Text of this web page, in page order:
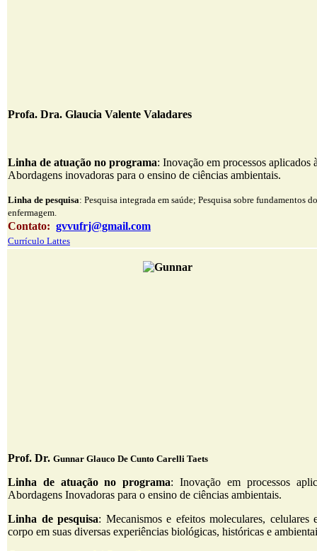
Profa. Dra. Glaucia Valente Valadares
Linha de atuação no programa: Inovação em processos aplicados
Abordagens inovadoras para o ensino de ciências ambientais.
Linha de pesquisa: Pesquisa integrada em saúde; Pesquisa sobre fundamentos
enfermagem.
Contato: gvvufrj@gmail.com
Currículo Lattes
Prof. Dr. Gunnar Glauco De Cunto Carelli Taets
Linha de atuação no programa: Inovação em processos
Abordagens Inovadoras para o ensino de ciências ambientais.
Linha de pesquisa: Mecanismos e efeitos moleculares, celulares
corpo em suas diversas experiências biológicas, históricas e